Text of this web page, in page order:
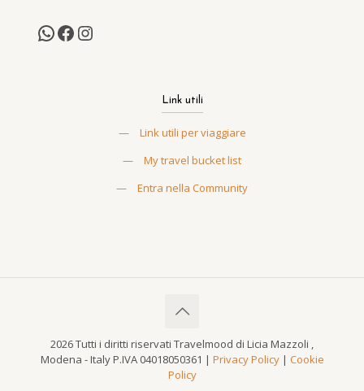
Link utili
—
Link utili per viaggiare
—
My travel bucket list
—
Entra nella Community
2026 Tutti i diritti riservati Travelmood di Licia Mazzoli ,
Modena - Italy P.IVA 04018050361 | Privacy Policy| Cookie
Policy